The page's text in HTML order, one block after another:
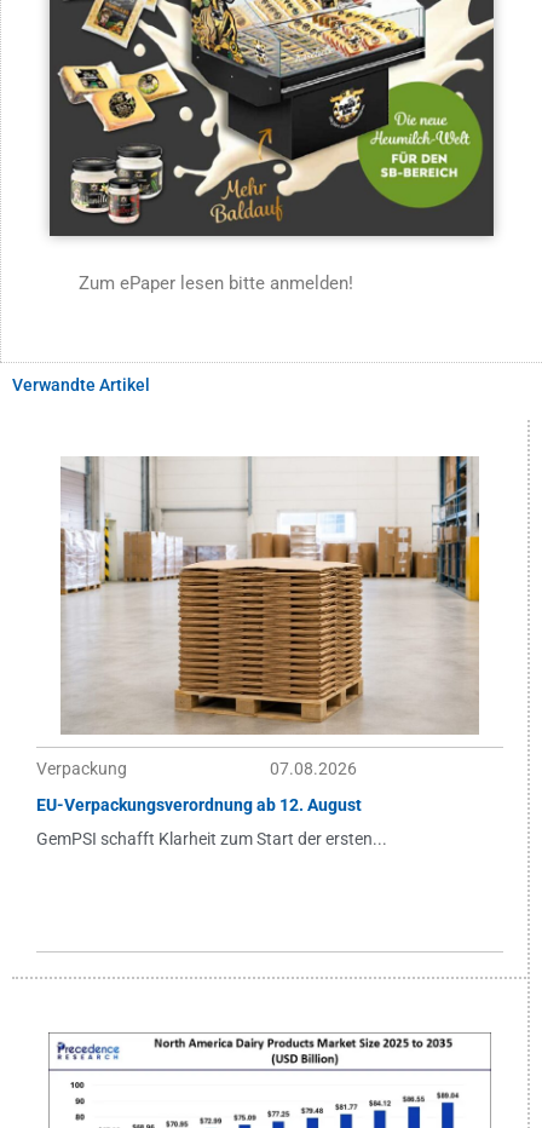
Zum ePaper lesen bitte anmelden!
Verwandte Artikel
Verpackung
07.08.2026
EU-Verpackungsverordnung ab 12. August
GemPSI schafft Klarheit zum Start der ersten...